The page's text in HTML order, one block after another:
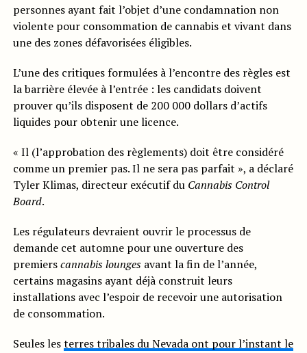
personnes ayant fait l’objet d’une condamnation non
violente pour consommation de cannabis et vivant dans
une des zones défavorisées éligibles.
L’une des critiques formulées à l’encontre des règles est
la barrière élevée à l’entrée : les candidats doivent
prouver qu’ils disposent de 200 000 dollars d’actifs
liquides pour obtenir une licence.
« Il (l’approbation des règlements) doit être considéré
comme un premier pas. Il ne sera pas parfait », a déclaré
Tyler Klimas, directeur exécutif du Cannabis Control
Board.
Les régulateurs devraient ouvrir le processus de
demande cet automne pour une ouverture des
premierscannabis loungesavant la fin de l’année,
certains magasins ayant déjà construit leurs
installations avec l’espoir de recevoir une autorisation
de consommation.
Seules lesterres tribales du Nevada ont pour l’instant le